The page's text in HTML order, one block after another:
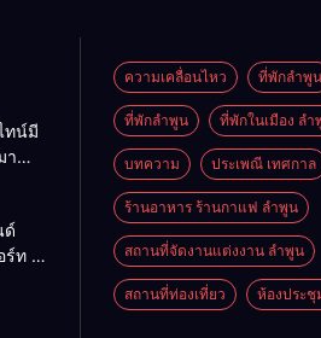
ทน์มี
า
ด์
ร์ท มี
ความเคลื่อนไหว ที่พักลำพูน
ที่พักลําพูน ที่พักในเมือง ลำ
บทความ ประเพณี เทศกาล
ร้านอาหาร ร้านกาแฟ ลำพูน
สถานที่จัดงานแต่งงาน ลำพูน
สถานที่ท่องเที่ยว ห้องประ